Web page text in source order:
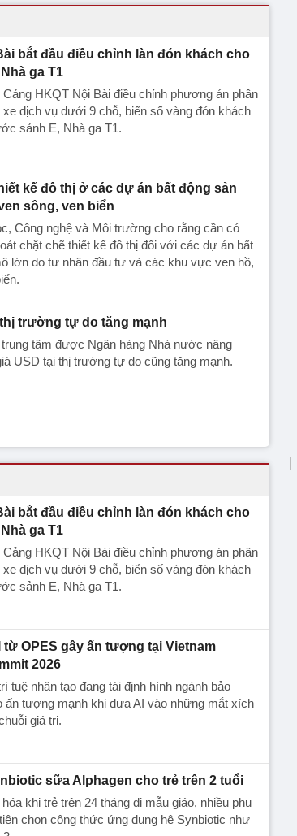
bắt đầu điều chỉnh làn đón khách cho
ga T1
HKQT Nội Bài điều chỉnh phương án phân
xe dịch vụ dưới 9 chỗ, biển số vàng đón khách
sảnh E, Nhà ga T1.
kế đô thị ở các dự án bất động sản
sông, ven biển
Công nghệ và Môi trường cho rằng cần có
chặt chẽ thiết kế đô thị đối với các dự án bất
lớn do tư nhân đầu tư và các khu vực ven hồ,
trường tự do tăng mạnh
trung tâm được Ngân hàng Nhà nước nâng
USD tại thị trường tự do cũng tăng mạnh.
bắt đầu điều chỉnh làn đón khách cho
ga T1
HKQT Nội Bài điều chỉnh phương án phân
xe dịch vụ dưới 9 chỗ, biển số vàng đón khách
sảnh E, Nhà ga T1.
từ OPES gây ấn tượng tại Vietnam
2026
tuệ nhân tạo đang tái định hình ngành bảo
ấn tượng mạnh khi đưa AI vào những mắt xích
giá trị.
sữa Alphagen cho trẻ trên 2 tuổi
khi trẻ trên 24 tháng đi mẫu giáo, nhiều phụ
chọn công thức ứng dụng hệ Synbiotic như